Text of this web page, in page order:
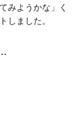
みようかな」く
しました。